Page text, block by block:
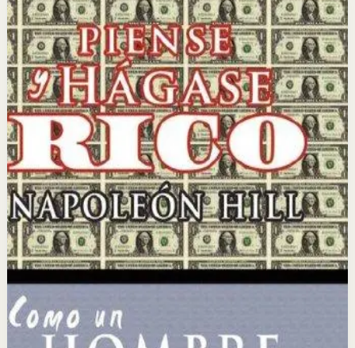
Piense y hágase rico
Napoleon Hill
Napoleon Hill analizó durante más de 20 años los
hábitos y pensamientos de los hombres más exitosos de
su época para identificar los principios universales del
éxito financiero y personal.
Por qué importa
Este libro importa porque revela los principios mentales
y emocionales que separan a las personas exitosas de
las demás, con una metodología clara y aplicable.
Para quién es
Es para emprendedores, vendedores y personas que
desean lograr la independencia financiera y alcanzar sus
metas profesionales y personales más ambiciosas.